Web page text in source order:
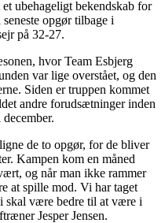
ubehageligt bekendskab for
opgør tilbage i
på 32-27.
hvor Team Esbjerg
var lige overstået, og den
Siden er truppen kommet
andre forudsætninger inden
de to opgør, for de bliver
Kampen kom en måned
og når man ikke rammer
at spille mod. Vi har taget
skal være bedre til at være i
Jesper Jensen.